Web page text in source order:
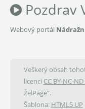
Pozdrav
Webový portál
Veškerý obsah
licenci CC BY-NC-
ŽelPage“.
Šablona: HTML5 UP